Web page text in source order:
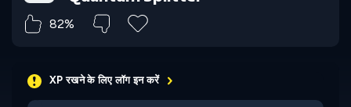
82%
XP रखने के लिए लॉग इन करें